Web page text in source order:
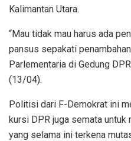
Kalimantan Utara.
“Mau tidak mau harus ada
pansus sepakati
Parlementaria di Gedung
(13/04).
Politisi dari F-Demokrat ini
kursi DPR juga semata
yang selama ini terkena